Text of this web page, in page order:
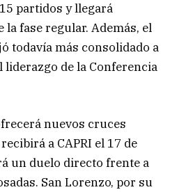
partidos y llegará
fase regular. Además, el
todavía más consolidado a
liderazgo de la Conferencia
nuevos cruces
a CAPRI el 17 de
un duelo directo frente a
San Lorenzo, por su